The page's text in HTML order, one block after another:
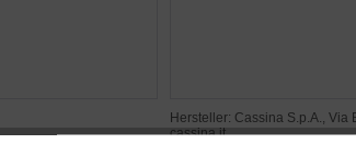
Hersteller: Cassina S.p.A., Via
cassina.it